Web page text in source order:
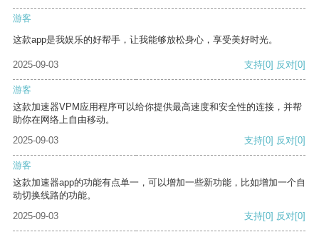
游客
这款app是我娱乐的好帮手，让我能够放松身心，享受美好时光。
2025-09-03 支持[0] 反对[0]
游客
这款加速器VPM应用程序可以给你提供最高速度和安全性的连接，并帮
助你在网络上自由移动。
2025-09-03
支持[0] 反对[0]
游客
这款加速器app的功能有点单一，可以增加一些新功能，比如增加一个自
动切换线路的功能。
2025-09-03
支持[0] 反对[0]